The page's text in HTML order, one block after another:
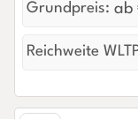
Grundpreis: ab
Reichweite